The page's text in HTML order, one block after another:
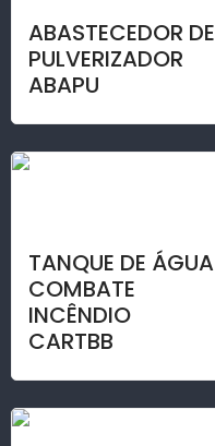
ABASTECEDOR DE
PULVERIZADOR
ABAPU
TANQUE DE ÁGUA
COMBATE
INCÊNDIO
CARTBB